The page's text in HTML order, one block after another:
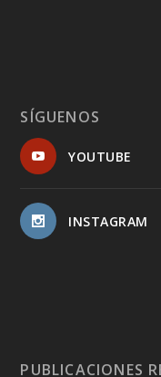
SÍGUENOS
YOUTUBE
INSTAGRAM
PUBLICACIONES